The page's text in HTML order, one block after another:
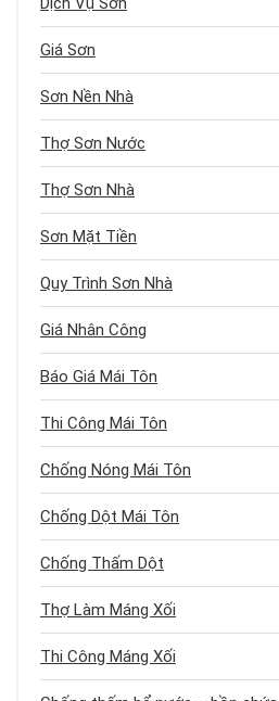
Giá Sơn
Sơn Nền Nhà
Thợ Sơn Nước
Thợ Sơn Nhà
Sơn Mặt Tiền
Quy Trình Sơn Nhà
Giá Nhân Công
Báo Giá Mái Tôn
Thi Công Mái Tôn
Chống Nóng Mái Tôn
Chống Dột Mái Tôn
Chống Thấm Dột
Thợ Làm Máng Xối
Thi Công Máng Xối